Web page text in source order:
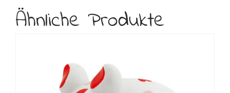
Ähnliche Produkte